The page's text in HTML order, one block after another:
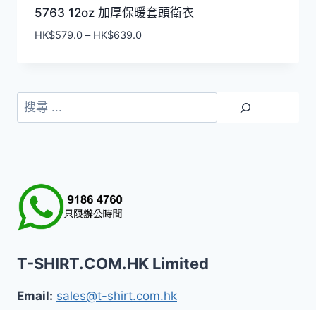
5763 12oz 加厚保暖套頭衛衣
HK$579.0 – HK$639.0價
搜
尋
T-SHIRT.COM.HK Limited
Email: sales@t-shirt.com.hk